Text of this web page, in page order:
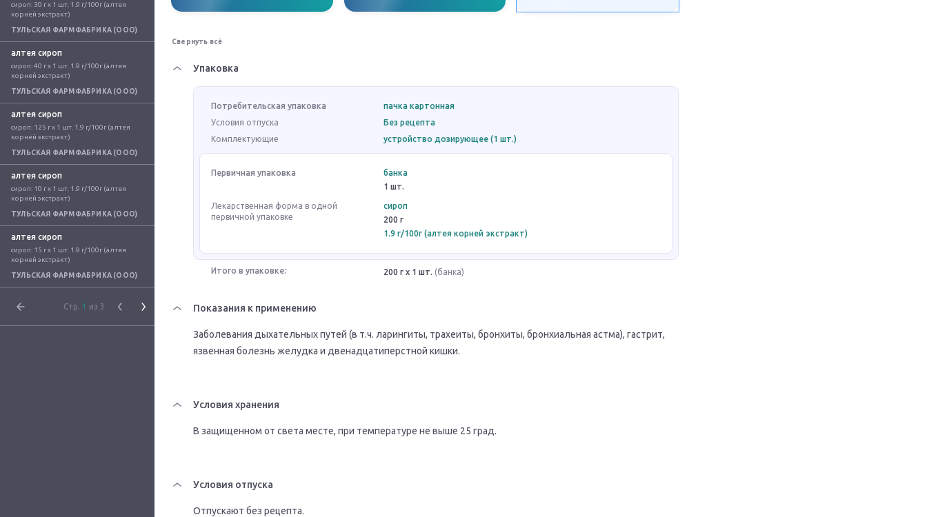
сироп: 30 г x 1 шт. 1.9 г/100г (алтея
корней экстракт)
ТУЛЬСКАЯ ФАРМФАБРИКА (ООО)
алтея сироп
сироп: 40 г x 1 шт. 1.9 г/100г (алтея
корней экстракт)
ТУЛЬСКАЯ ФАРМФАБРИКА (ООО)
алтея сироп
сироп: 125 г x 1 шт. 1.9 г/100г (алтея
корней экстракт)
ТУЛЬСКАЯ ФАРМФАБРИКА (ООО)
алтея сироп
сироп: 10 г x 1 шт. 1.9 г/100г (алтея
корней экстракт)
ТУЛЬСКАЯ ФАРМФАБРИКА (ООО)
алтея сироп
сироп: 15 г x 1 шт. 1.9 г/100г (алтея
корней экстракт)
ТУЛЬСКАЯ ФАРМФАБРИКА (ООО)
Стр. 1 из 3
Свернуть всё
Упаковка
Потребительская упаковка
пачка картонная
Условия отпуска
Без рецепта
Комплектующие
устройство дозирующее (1 шт.)
Первичная упаковка
банка
1 шт.
Лекарственная форма в одной
первичной упаковке
сироп
200 г
1.9 г/100г (алтея корней экстракт)
Итого в упаковке: 200 г x 1 шт. (банка)
Показания к применению
Заболевания дыхательных путей (в т.ч. ларингиты, трахеиты, бронхиты, бронхиальная астма), гастрит,
язвенная болезнь желудка и двенадцатиперстной кишки.
Условия хранения
В защищенном от света месте, при температуре не выше 25 град.
Условия отпуска
Отпускают без рецепта.